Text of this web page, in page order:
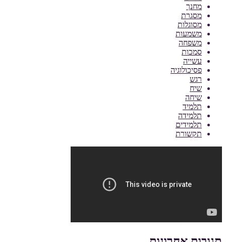
מחנך
מסגרת
מסוגלות
משמעות
משפחה
סמכות
עשייה
פסיכולוגיה
רגש
שיח
שיחה
תלמיד
תלמידה
תלמידים
תקשורת